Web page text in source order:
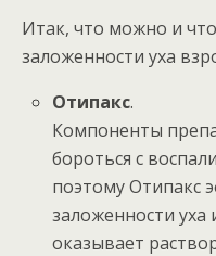
Итак, что можно и
заложенности уха
Отипакс.
Компоненты
бороться с
поэтому Отипакс
заложенности уха
оказывает